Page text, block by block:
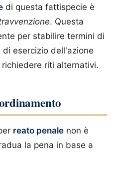
di questa fattispecie è
. Questa
per stabilire termini di
esercizio dell'azione
riti alternativi.
reato penale non è
la pena in base a